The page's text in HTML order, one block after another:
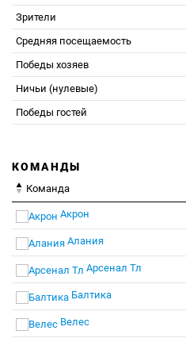
Зрители
Средняя посещаемость
Победы хозяев
Ничьи (нулевые)
Победы гостей
КОМАНДЫ
Команда
Акрон
Алания
Арсенал Тл
Балтика
Велес